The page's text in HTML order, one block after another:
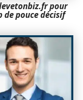
pour
de pouce décisif